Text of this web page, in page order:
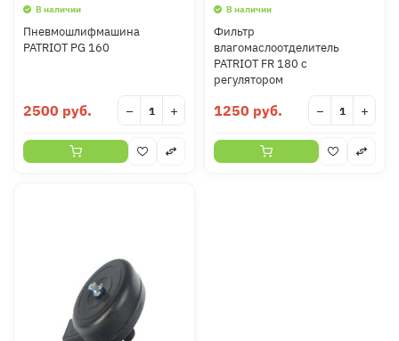
В наличии
Пневмошлифмашина
PATRIOT PG 160
2500 руб. − +
В наличии
Фильтр
влагомаслоотделитель
PATRIOT FR 180 с
регулятором
1250 руб. − +